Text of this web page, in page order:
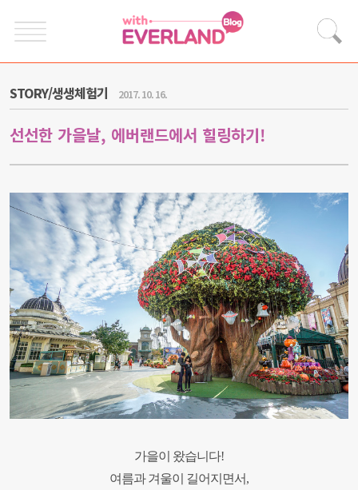
STORY/생생체험기 2017. 10. 16.
선선한 가을날, 에버랜드에서 힐링하기!
가을이 왔습니다!
여름과 겨울이 길어지면서,